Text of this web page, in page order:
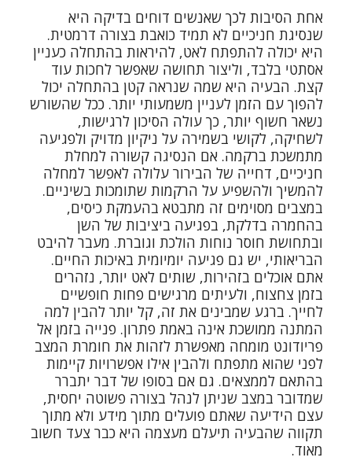
אחת הסיבות לכך שאנשים דוחים בדיקה היא
שנסיגת חניכיים לא תמיד כואבת בצורה דרמטית.
היא יכולה להתפתח לאט, להיראות בהתחלה כעניין
אסתטי בלבד, וליצור תחושה שאפשר לחכות עוד
קצת. הבעיה היא שמה שנראה קטן בהתחלה יכול
להפוך עם הזמן לעניין משמעותי יותר. ככל שהשורש
נשאר חשוף יותר, כך עולה הסיכון לרגישות,
לשחיקה, לקושי בשמירה על ניקיון מדויק ולפגיעה
מתמשכת ברקמה. אם הנסיגה קשורה למחלת
חניכיים, דחייה של הבירור עלולה לאפשר למחלה
להמשיך ולהשפיע על הרקמות שתומכות בשיניים.
במצבים מסוימים זה מתבטא בהעמקת כיסים,
בהחמרה בדלקת, בפגיעה ביציבות של השן
ובתחושת חוסר נוחות הולכת וגוברת. מעבר להיבט
הבריאותי, יש גם פגיעה יומיומית באיכות החיים.
אתם אוכלים בזהירות, שותים לאט יותר, נזהרים
בזמן צחצוח, ולעיתים מרגישים פחות חופשיים
לחייך. ברגע שמבינים את זה, קל יותר להבין למה
המתנה ממושכת אינה באמת פתרון. פנייה בזמן אל
פריודונט מומחה מאפשרת לזהות את חומרת המצב
לפני שהוא מתפתח ולהבין אילו אפשרויות קיימות
בהתאם לממצאים. גם אם בסופו של דבר יתברר
שמדובר במצב שניתן לנהל בצורה פשוטה יחסית,
עצם הידיעה שאתם פועלים מתוך מידע ולא מתוך
תקווה שהבעיה תיעלם מעצמה היא כבר צעד חשוב
מאוד.